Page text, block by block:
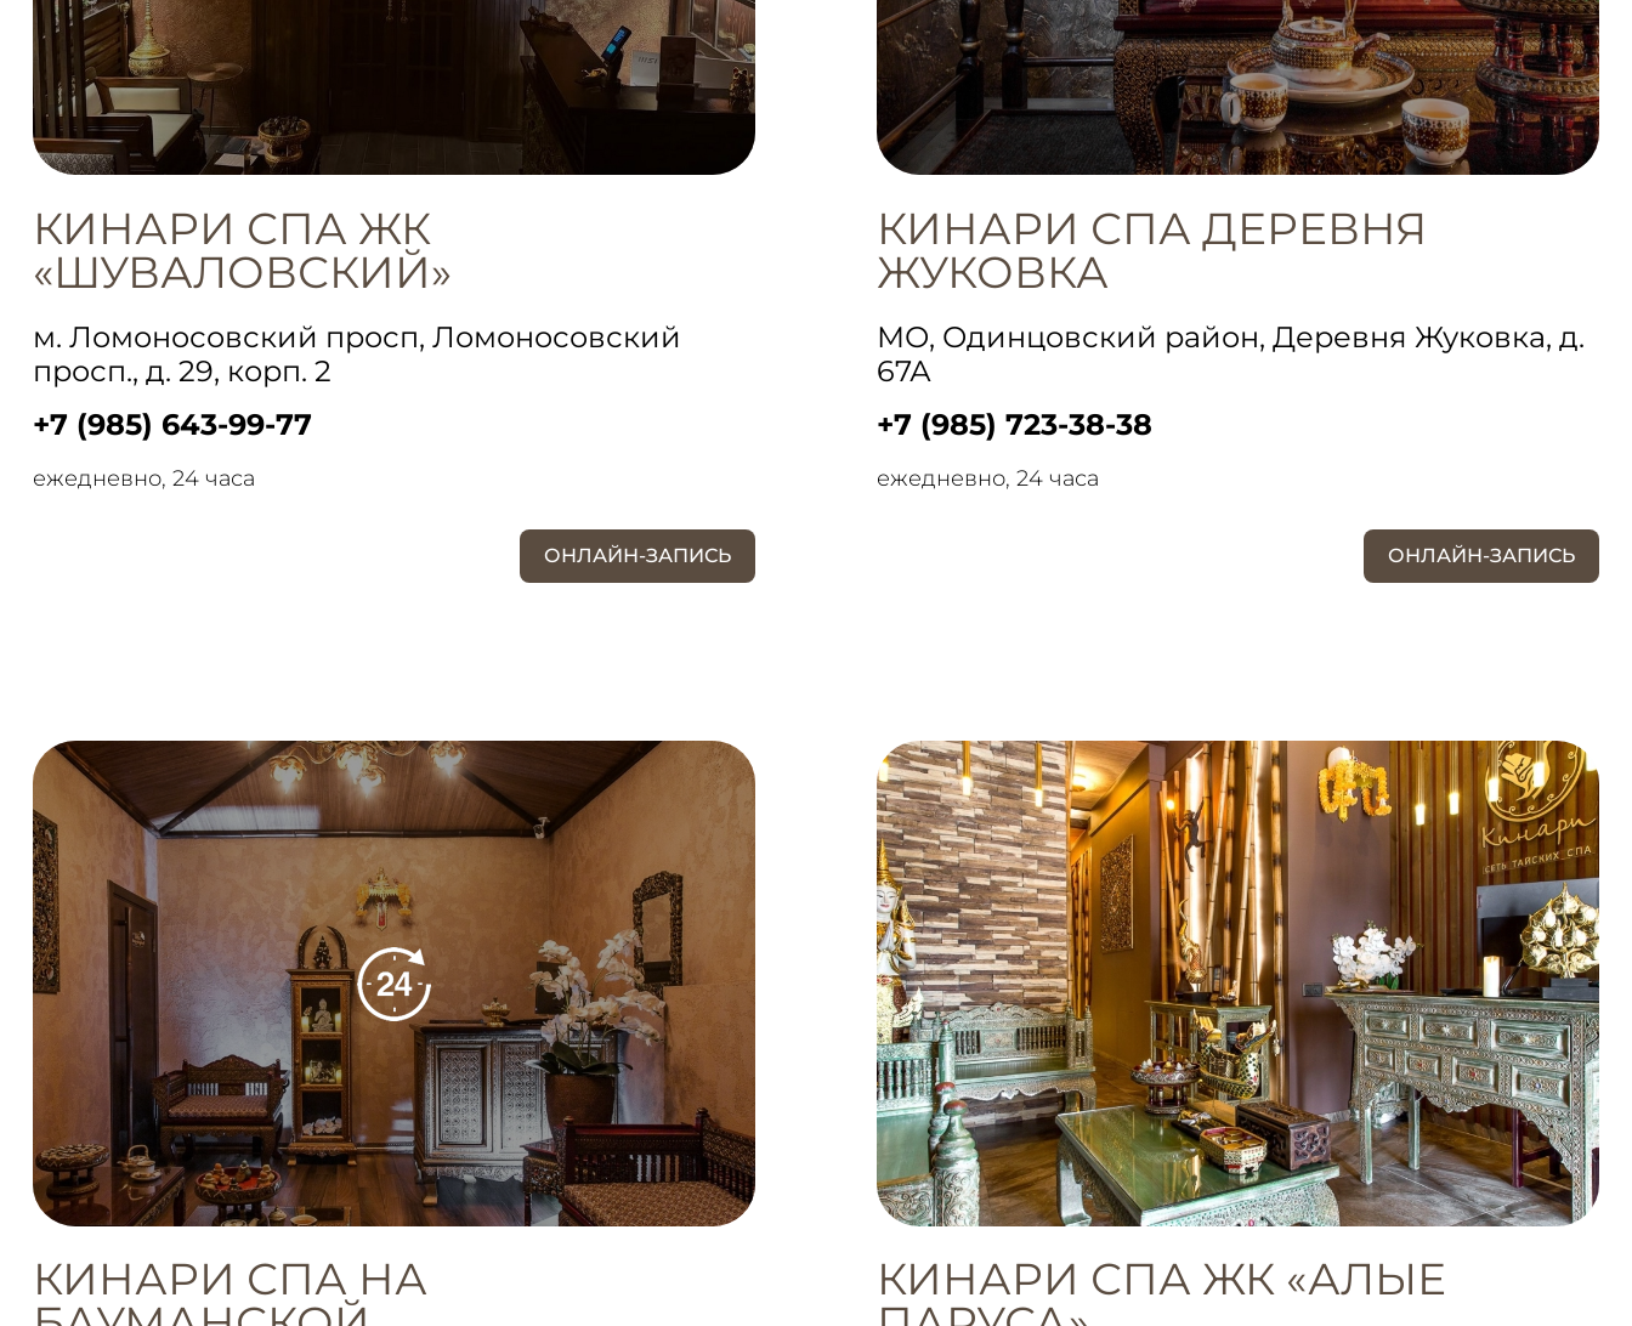
КИНАРИ СПА ЖК
«ШУВАЛОВСКИЙ»
м. Ломоносовский просп, Ломоносовский
просп., д. 29, корп. 2
+7 (985) 643-99-77
ежедневно, 24 часа
ОНЛАЙН-ЗАПИСЬ
КИНАРИ СПА ДЕРЕВНЯ
ЖУКОВКА
МО, Одинцовский район, Деревня Жуковка, д.
67А
+7 (985) 723-38-38
ежедневно, 24 часа
ОНЛАЙН-ЗАПИСЬ
КИНАРИ СПА НА
КИНАРИ СПА ЖК «АЛЫЕ